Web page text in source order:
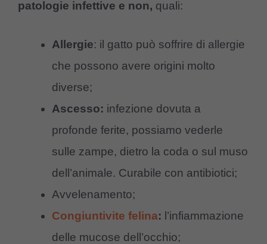
patologie infettive e non, quali:
Allergie: il gatto può soffrire di allergie
che possono avere origini molto
diverse;
Ascesso: infezione dovuta a
profonde ferite, possiamo vederle
sulle zampe, dietro la coda o sul muso
dell’animale. Curabile con antibiotici;
Avvelenamento;
Congiuntivite felina: l’infiammazione
delle mucose dell’occhio;